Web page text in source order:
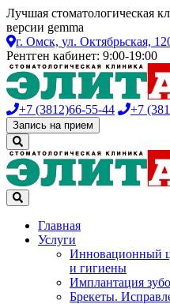
Лучшая стоматологическая
версии gemma
г. Омск, ул. Октябрьская,
Рентген кабинет: 9:00-19:00
+7 (3812)66-55-44 +7
Запись на прием
Главная
Услуги
Инновационный
и гигиены
Имплантация
Брекеты.